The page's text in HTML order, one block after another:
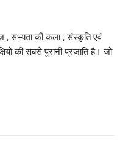
, सभ्यता की कला , संस्कृति एवं
की सबसे पुरानी प्रजाति है। जो